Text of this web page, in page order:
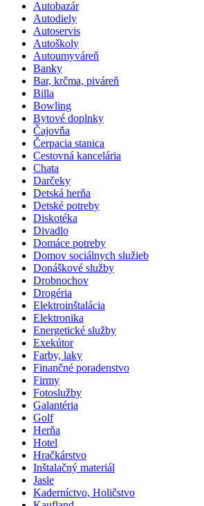
Autobazár
Autodiely
Autoservis
Autoškoly
Autoumyváreň
Banky
Bar, krčma, piváreň
Billa
Bowling
Bytové doplnky
Čajovňa
Čerpacia stanica
Cestovná kancelária
Chata
Darčeky
Detská herňa
Detské potreby
Diskotéka
Divadlo
Domáce potreby
Domov sociálnych služieb
Donáškové služby
Drobnochov
Drogéria
Elektroinštalácia
Elektronika
Energetické služby
Exekútor
Farby, laky
Finančné poradenstvo
Firmy
Fotoslužby
Galantéria
Golf
Herňa
Hotel
Hračkárstvo
Inštalačný materiál
Jasle
Kaderníctvo, Holičstvo